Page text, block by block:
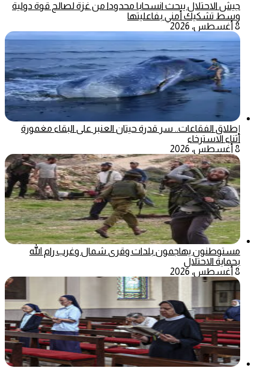
جيش الاحتلال يبحث انسحابا محدودا من غزة لصالح قوة دولية
وسط تشكيك أمني بفاعليتها
8 أغسطس، 2026
إطلاق الفقاعات.. سر قدرة حيتان العنبر على البقاء مغمورة
أثناء الاسترخاء
8 أغسطس، 2026
مستوطنون يهاجمون بلدات وقرى شمال وغرب رام الله
بحماية الاحتلال
8 أغسطس، 2026